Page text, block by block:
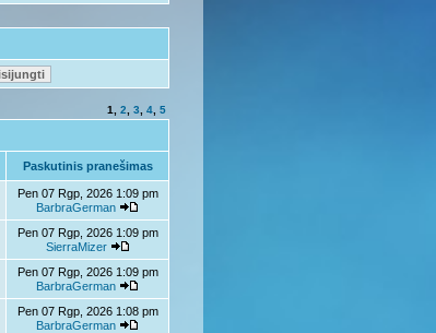
1 2 3 4 5
Paskutinis pranešimas
Pen 07 Rgp, 2026 1:09 pm
BarbraGerman
Pen 07 Rgp, 2026 1:09 pm
SierraMizer
Pen 07 Rgp, 2026 1:09 pm
BarbraGerman
Pen 07 Rgp, 2026 1:08 pm
BarbraGerman